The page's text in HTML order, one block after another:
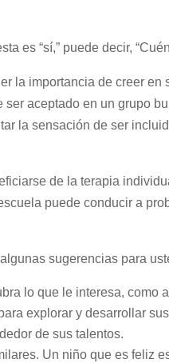
es “sí,” puede decir,
la importancia de creer
ser aceptado en un grupo
la sensación de ser
de la terapia
puede conducir a
sugerencias para
lo que le interesa, como
explorar y desarrollar
de sus talentos.
Un niño que es feliz